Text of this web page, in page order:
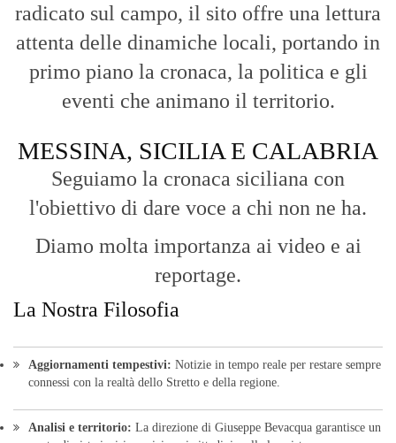
radicato sul campo, il sito offre una lettura
attenta delle dinamiche locali, portando in
primo piano la cronaca, la politica e gli
eventi che animano il territorio.
MESSINA, SICILIA E CALABRIA
Seguiamo la cronaca siciliana con
l'obiettivo di dare voce a chi non ne ha.
Diamo molta importanza ai video e ai
reportage.
La Nostra Filosofia
Aggiornamenti tempestivi: Notizie in tempo reale per restare sempre
connessi con la realtà dello Stretto e della regione.
Analisi e territorio: La direzione di Giuseppe Bevacqua garantisce un